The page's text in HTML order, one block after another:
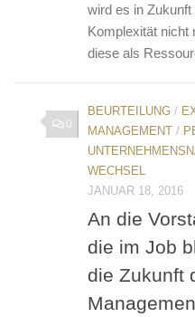
wird es in
Komplexität nicht
diese als
0
BEURTEILUNG /
MANAGEMENT /
WECHSEL
JANUAR 18, 2016
An die
die im Job
die Zukunft